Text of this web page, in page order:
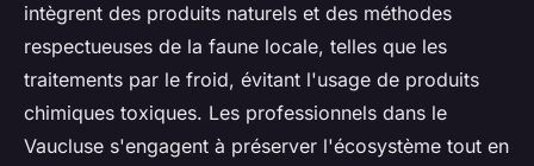
intègrent des produits naturels et des méthodes
respectueuses de la faune locale, telles que les
traitements par le froid, évitant l'usage de produits
chimiques toxiques. Les professionnels dans le
Vaucluse s'engagent à préserver l'écosystème tout en